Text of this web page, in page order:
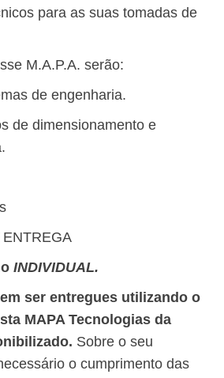
para as suas tomadas de
M.A.P.A. serão:
de engenharia.
de dimensionamento e
INDIVIDUAL.
ser entregues utilizando o
MAPA Tecnologias da
Sobre o seu
o cumprimento das